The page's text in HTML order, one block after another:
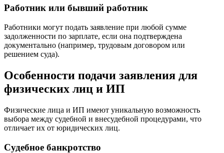
Работник или бывший работник
Работники могут подать заявление при любой сумме
задолженности по зарплате, если она подтверждена
документально (например, трудовым договором или
решением суда).
Особенности подачи заявления для
физических лиц и ИП
Физические лица и ИП имеют уникальную возможность
выбора между судебной и внесудебной процедурами, что
отличает их от юридических лиц.
Судебное банкротство